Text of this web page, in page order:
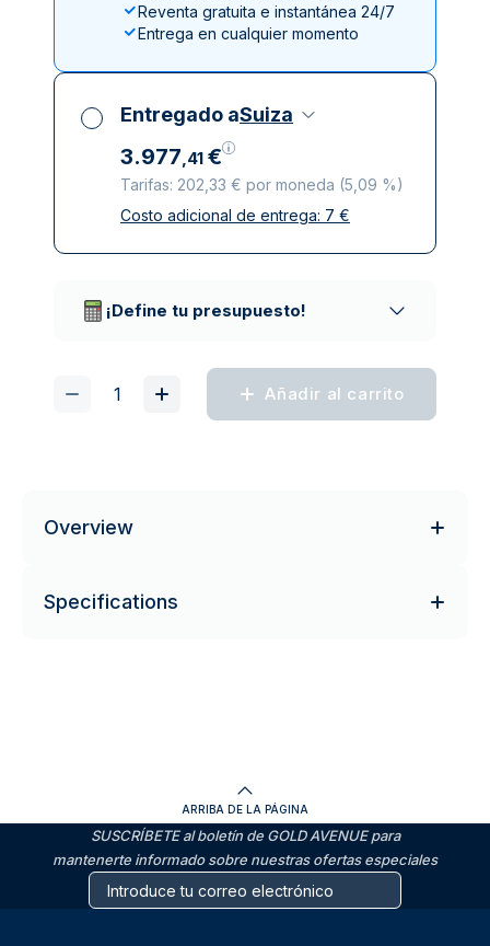
Reventa gratuita e instantánea 24/7
Entrega en cualquier momento
Entregado aSuiza
3.977,41 €
Tarifas: 202,33 € por moneda (5,09 %)
Impuestos incluidos
Costo adicional de entrega: 7 €
¡Define tu presupuesto!
Añadir al carrito
Overview
Specifications
ARRIBA DE LA PÁGINA
SUSCRÍBETE al boletín de GOLD AVENUE para
mantenerte informado sobre nuestras ofertas especiales